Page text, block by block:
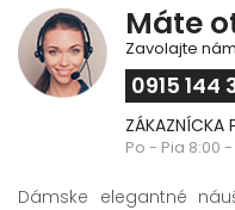
Máte
Zavolajte
0915 144
ZÁKAZNÍCKA
Po - Pia 8:00 -
Dámske elegantné